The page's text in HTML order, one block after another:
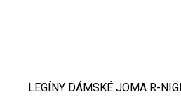
LEGÍNY DÁMSKÉ JOMA R-